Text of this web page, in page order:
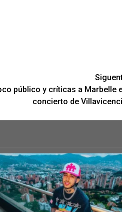
público y críticas a Marbelle
concierto de